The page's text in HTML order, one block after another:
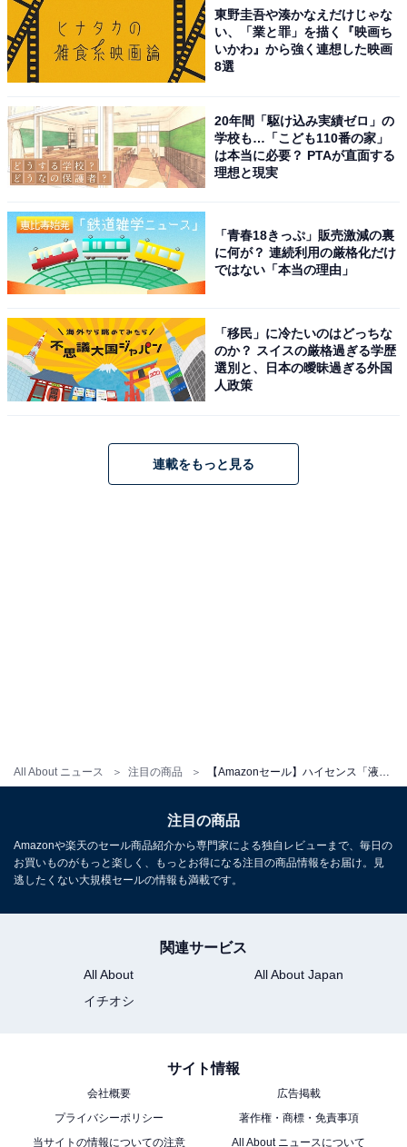
All About ニュース 注目の商品
Amazonのセール商品から売れ筋ランキングまで、毎日のお買いも
のがもっと楽しく、もっとお得になる情報をお届け。編集部員によ
る独自レビューなど、ここでしか手に入らない情報も満載です。
こちらもおすすめ
【Amazonお買い得情報】オーディオテクニカ
る【12月3日】
東野圭吾や湊かなえだけじゃな
い、「業と罪」を描く『映画ち
いかわ』から強く連想した映画
8選
20年間「駆け込み実績ゼロ」の
学校も…「こども110番の家」
は本当に必要？ PTAが直面する
理想と現実
「青春18きっぷ」販売激減の裏
に何が？ 連続利用の厳格化だけ
ではない「本当の理由」
「移民」に冷たいのはどっちな
のか？ スイスの厳格過ぎる学歴
選別と、日本の曖昧過ぎる外国
人政策
連載をもっと見る
注目の商品
Amazonや楽天のセール商品紹介から専門家による独自レビューまで、毎日の
お買いものがもっと楽しく、もっとお得になる注目の商品情報をお届け。見
逃したくない大規模セールの情報も満載です。
関連サービス
All About
All About Japan
イチオシ
サイト情報
会社概要
広告掲載
プライバシーポリシー
著作権・商標・免責事項
当サイトの情報についての注意
All About ニュースについて